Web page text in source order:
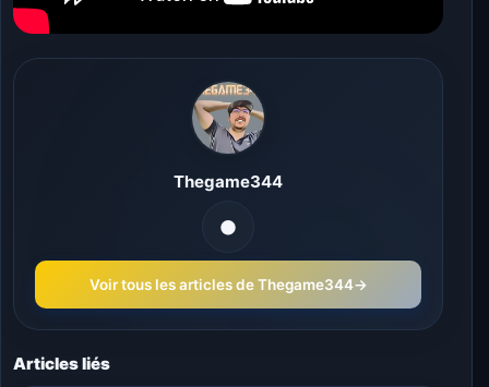
Thegame344
Voir tous les articles de Thegame344→
Articles liés